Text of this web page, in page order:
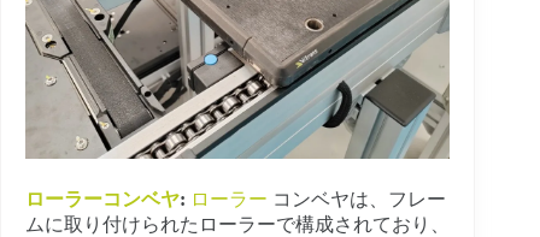
ローラーコンベヤ: ローラー コンベヤは、フレー
ムに取り付けられたローラーで構成されており、